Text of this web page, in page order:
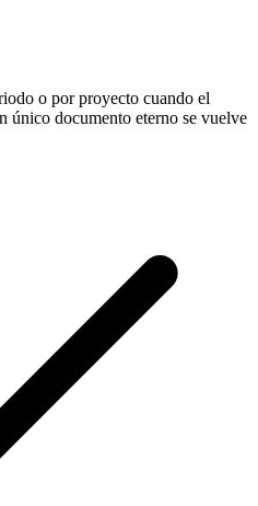
o por proyecto cuando el
único documento eterno se vuelve